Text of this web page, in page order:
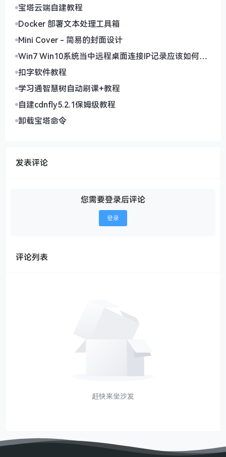
宝塔云端自建教程
Docker 部署文本处理工具箱
Mini Cover - 简易的封面设计
Win7 Win10系统当中远程桌面连接IP记录应该如何删
除
扣字软件教程
学习通智慧树自动刷课+教程
自建cdnfly5.2.1保姆级教程
卸载宝塔命令
发表评论
您需要登录后评论
登录
评论列表
赶快来坐沙发